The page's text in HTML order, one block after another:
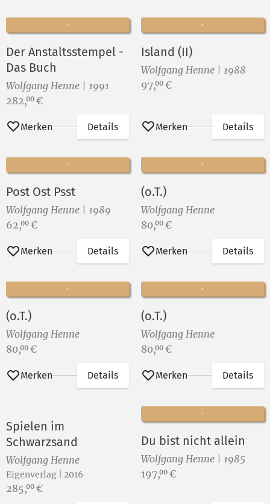
Der Anstaltsstempel -
Das Buch
Wolfgang Henne | 1991
Preis:
282,00 €
Merken Details
Island (II)
Wolfgang Henne | 1988
Preis:
97,00 €
Merken Details
Post Ost Psst
Wolfgang Henne | 1989
Preis:
62,00 €
Merken Details
(o.T.)
Wolfgang Henne
Preis:
80,00 €
Merken Details
(o.T.)
Wolfgang Henne
Preis:
80,00 €
Merken Details
(o.T.)
Wolfgang Henne
Preis:
80,00 €
Merken Details
Spielen im
Schwarzsand
Wolfgang Henne
Eigenverlag | 2016
Preis:
285,00 €
Du bist nicht allein
Wolfgang Henne | 1985
Preis:
197,00 €